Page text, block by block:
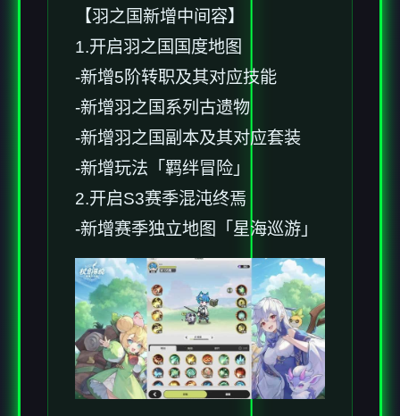
【羽之国新增中间容】
1.开启羽之国国度地图
-新增5阶转职及其对应技能
-新增羽之国系列古遗物
-新增羽之国副本及其对应套装
-新增玩法「羁绊冒险」
2.开启S3赛季混沌终焉
-新增赛季独立地图「星海巡游」